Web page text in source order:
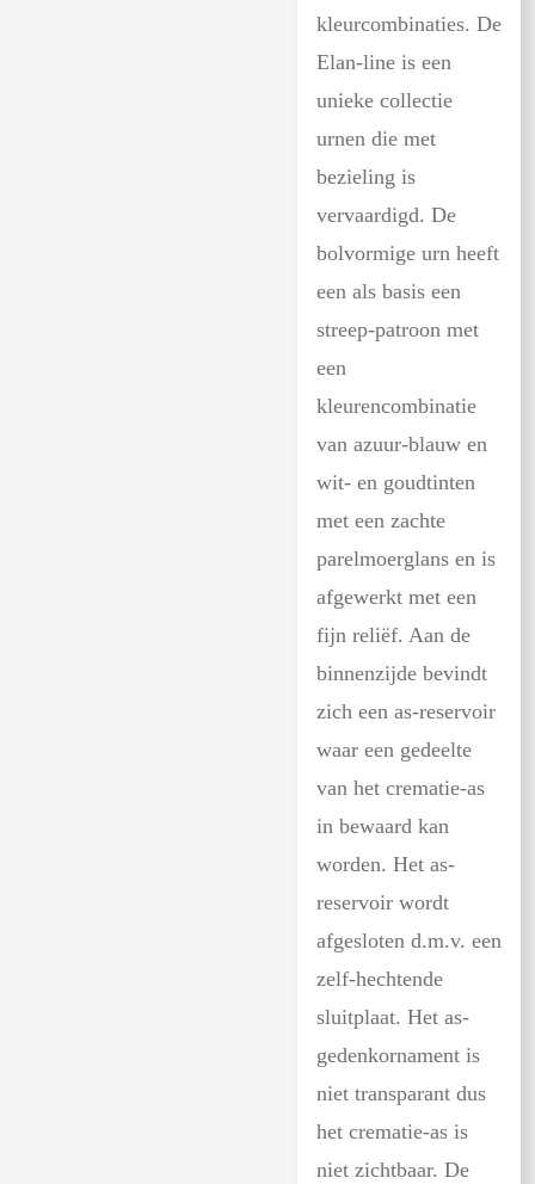
kleurcombinaties. De
Elan-line is een
unieke collectie
urnen die met
bezieling is
vervaardigd. De
bolvormige urn heeft
een als basis een
streep-patroon met
een
kleurencombinatie
van azuur-blauw en
wit- en goudtinten
met een zachte
parelmoerglans en is
afgewerkt met een
fijn reliëf. Aan de
binnenzijde bevindt
zich een as-reservoir
waar een gedeelte
van het crematie-as
in bewaard kan
worden. Het as-
reservoir wordt
afgesloten d.m.v. een
zelf-hechtende
sluitplaat. Het as-
gedenkornament is
niet transparant dus
het crematie-as is
niet zichtbaar. De